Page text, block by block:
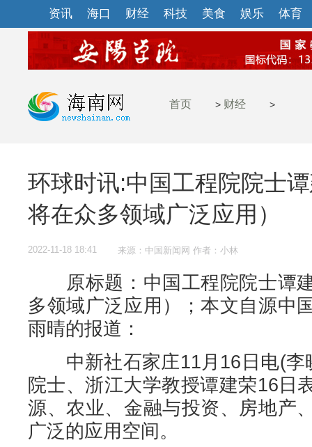
资讯 海口 财经 科技 美食 娱乐 体育
首页 > 财经 >
环球时讯:中国工程院院士
将在众多领域广泛应用）
2022-11-18 18:41 来源：中国新闻网 作者：小林
原标题：中国工程院院士谭
多领域广泛应用）；本文自源中
雨晴的报道：
中新社石家庄11月16日电(李
院士、浙江大学教授谭建荣16日
源、农业、金融与投资、房地产
广泛的应用空间。